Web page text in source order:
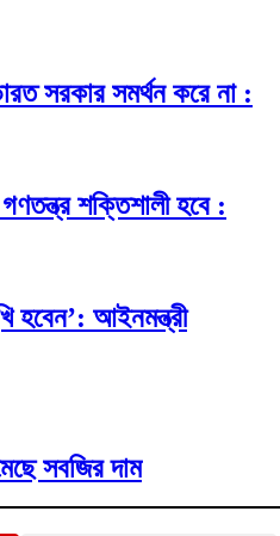
সরকার সমর্থন করে না :
শক্তিশালী হবে :
হবেন’: আইনমন্ত্রী
সবজির দাম